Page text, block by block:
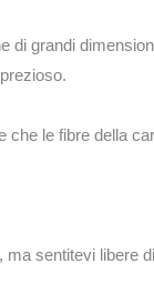
di grandi
che le fibre della
sentitevi libere